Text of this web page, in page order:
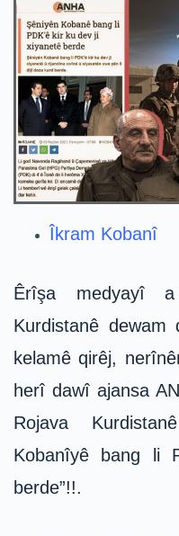
Îkram Kobanî
Êrîşa medyayî
Kurdistanê
kelamê qirêj,
herî dawî ajansa
Rojava
Kobanîyê bang li
berde”!!.